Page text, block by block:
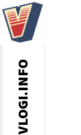
VLOGI.INFO